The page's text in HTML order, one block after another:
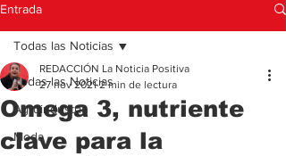
Entrada
Todas las Noticias
Agroindustria
Moda
Todas las Noticias
Omega 3, nutriente
clave para la
REDACCIÓN La Noticia Positiva
27 nov 2021 2 min de lectura